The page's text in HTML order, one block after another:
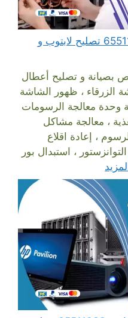
مهندس كمبيوتر صبحان 65511033 تصليح لابتوب و
بصيانة و تصليح أعطال
الزرقاء ، ظهور الشاشة
وحدة معالجة الرسومات
، معالجة مشاكل
، إعادة اقلاع
، استبدال بور